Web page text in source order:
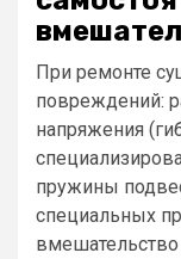
При ремонте
повреждений:
напряжения
пружины
специальных